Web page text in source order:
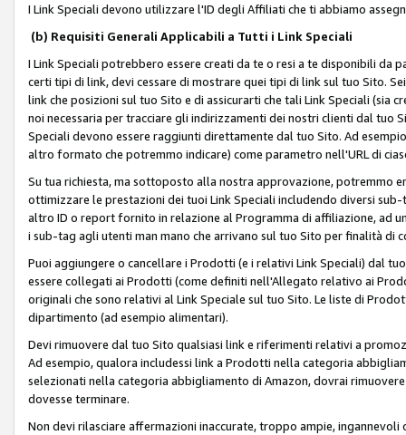
I Link Speciali devono utilizzare l'ID degli Affiliati che ti abbiamo
(b) Requisiti Generali Applicabili a Tutti i Link Speciali
I Link Speciali potrebbero essere creati da te o resi a te disponibili
certi tipi di link, devi cessare di mostrare quei tipi di link sul tuo Sito.
link che posizioni sul tuo Sito e di assicurarti che tali Link Speciali
noi necessaria per tracciare gli indirizzamenti dei nostri clienti dal tuo
Speciali devono essere raggiunti direttamente dal tuo Sito. Ad
altro formato che potremmo indicare) come parametro nell'URL di
Su tua richiesta, ma sottoposto alla nostra approvazione,
ottimizzare le prestazioni dei tuoi Link Speciali includendo diversi sub-
altro ID o report fornito in relazione al Programma di affiliazione, ad
i sub-tag agli utenti man mano che arrivano sul tuo Sito per finalità
Puoi aggiungere o cancellare i Prodotti (e i relativi Link Speciali) dal
essere collegati ai Prodotti (come definiti nell'Allegato relativo ai
originali che sono relativi al Link Speciale sul tuo Sito. Le liste di
dipartimento (ad esempio alimentari).
Devi rimuovere dal tuo Sito qualsiasi link e riferimenti relativi a
Ad esempio, qualora includessi link a Prodotti nella categoria
selezionati nella categoria abbigliamento di Amazon, dovrai
dovesse terminare.
Non devi rilasciare affermazioni inaccurate, troppo ampie,